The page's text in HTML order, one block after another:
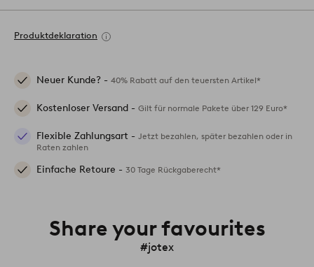
Produktdeklaration
Neuer Kunde? - 40% Rabatt auf den teuersten Artikel*
Kostenloser Versand - Gilt für normale Pakete über 129 Euro*
Flexible Zahlungsart - Jetzt bezahlen, später bezahlen oder in
Raten zahlen
Einfache Retoure - 30 Tage Rückgaberecht*
Share your favourites
#jotex